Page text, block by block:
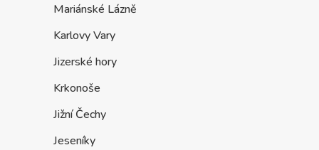
Mariánské Lázně
Karlovy Vary
Jizerské hory
Krkonoše
Jižní Čechy
Jeseníky